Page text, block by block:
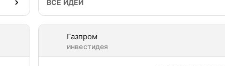
ВСЕ ИДЕИ
Газпром
инвестидея